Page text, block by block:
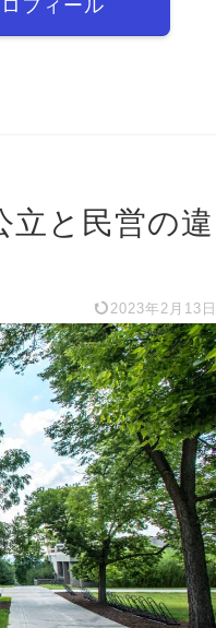
フィール
立と民営の違
2023年2月13日